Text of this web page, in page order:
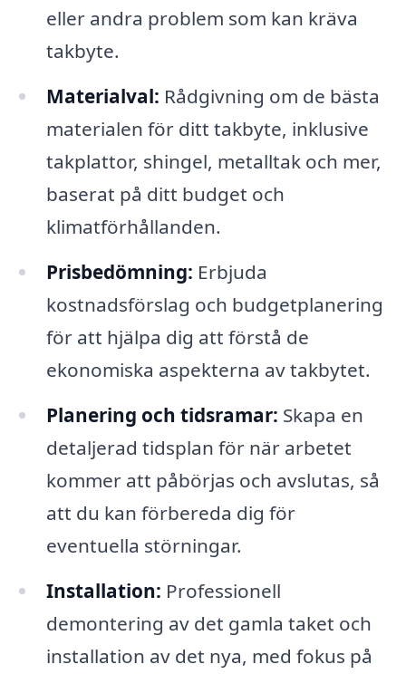
eller andra problem som kan kräva
takbyte.
Materialval: Rådgivning om de bästa
materialen för ditt takbyte, inklusive
takplattor, shingel, metalltak och mer,
baserat på ditt budget och
klimatförhållanden.
Prisbedömning: Erbjuda
kostnadsförslag och budgetplanering
för att hjälpa dig att förstå de
ekonomiska aspekterna av takbytet.
Planering och tidsramar: Skapa en
detaljerad tidsplan för när arbetet
kommer att påbörjas och avslutas, så
att du kan förbereda dig för
eventuella störningar.
Installation: Professionell
demontering av det gamla taket och
installation av det nya, med fokus på